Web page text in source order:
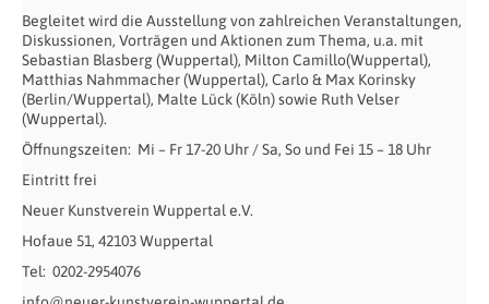
Begleitet wird die Ausstellung von zahlreichen Veranstaltungen,
Diskussionen, Vorträgen und Aktionen zum Thema, u.a. mit
Sebastian Blasberg (Wuppertal), Milton Camillo(Wuppertal),
Matthias Nahmmacher (Wuppertal), Carlo & Max Korinsky
(Berlin/Wuppertal), Malte Lück (Köln) sowie Ruth Velser
(Wuppertal).
Öffnungszeiten: Mi – Fr 17-20 Uhr / Sa, So und Fei 15 – 18 Uhr
Eintritt frei
Neuer Kunstverein Wuppertal e.V.
Hofaue 51, 42103 Wuppertal
Tel: 0202-2954076